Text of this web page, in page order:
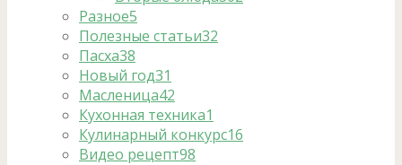
Разное5
Полезные статьи32
Пасха38
Новый год31
Масленица42
Кухонная техника1
Кулинарный конкурс16
Видео рецепт98